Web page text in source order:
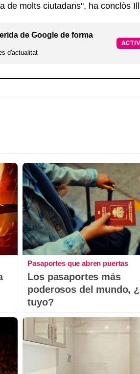
de molts ciutadans", ha conclòs
de Google de forma
d'actualitat
Pasaportes que abren puertas
Los pasaportes más
poderosos del mundo,
tuyo?